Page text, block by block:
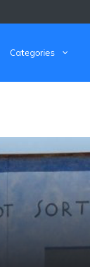
Categories